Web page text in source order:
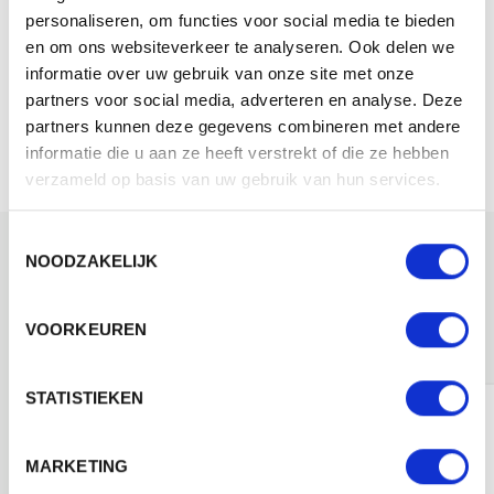
personaliseren, om functies voor social media te bieden
en om ons websiteverkeer te analyseren. Ook delen we
informatie over uw gebruik van onze site met onze
partners voor social media, adverteren en analyse. Deze
partners kunnen deze gegevens combineren met andere
informatie die u aan ze heeft verstrekt of die ze hebben
verzameld op basis van uw gebruik van hun services.
NOODZAKELIJK
VOORKEUREN
STATISTIEKEN
MARKETING
THE ONE TOWELLING BQS BEST CHOICES
Hamamdoeken